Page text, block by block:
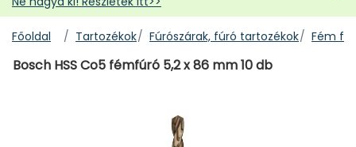
Főoldal Tartozékok Fúrószárak, fúró tartozékok Fém
Bosch HSS Co5 fémfúró 5,2 x 86 mm 10 db